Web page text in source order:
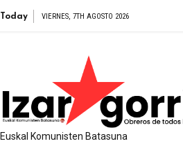
Today VIERNES, 7TH AGOSTO 2026
Euskal Komunisten Batasuna